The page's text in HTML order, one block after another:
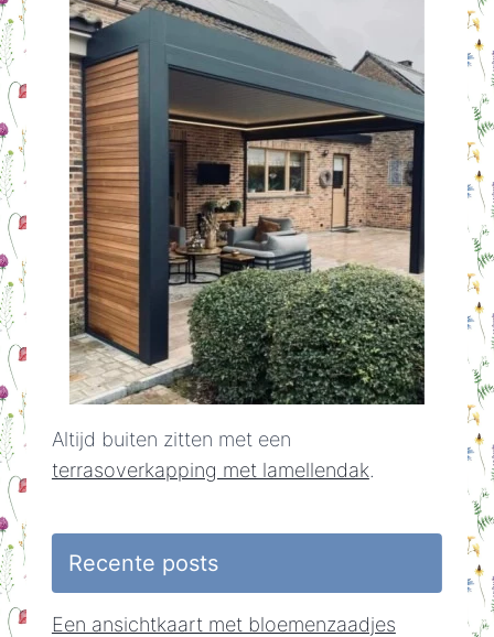
Altijd buiten zitten met een
terrasoverkapping met lamellendak.
Recente posts
Een ansichtkaart met bloemenzaadjes